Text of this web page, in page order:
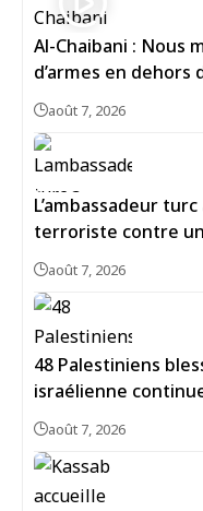
Al-Chaibani : Nous
d’armes en dehors
août 7, 2026
L’ambassadeur
terroriste contre un
août 7, 2026
48 Palestiniens
israélienne
août 7, 2026